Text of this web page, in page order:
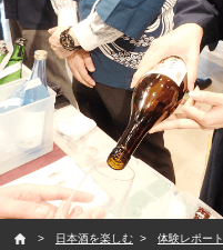
日本酒を楽しむ
体験レポート